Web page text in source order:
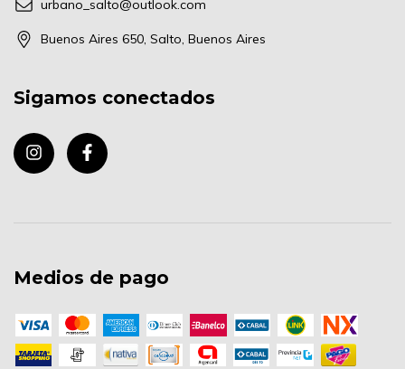
urbano_salto@outlook.com
Buenos Aires 650, Salto, Buenos Aires
Sigamos conectados
Medios de pago